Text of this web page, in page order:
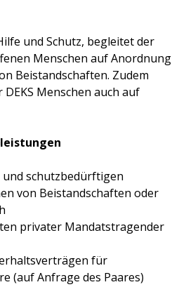
und Schutz, begleitet der
Menschen auf Anordnung
Beistandschaften. Zudem
Menschen auch auf
schutzbedürftigen
von Beistandschaften oder
privater Mandatstragender
für
(auf Anfrage des Paares)